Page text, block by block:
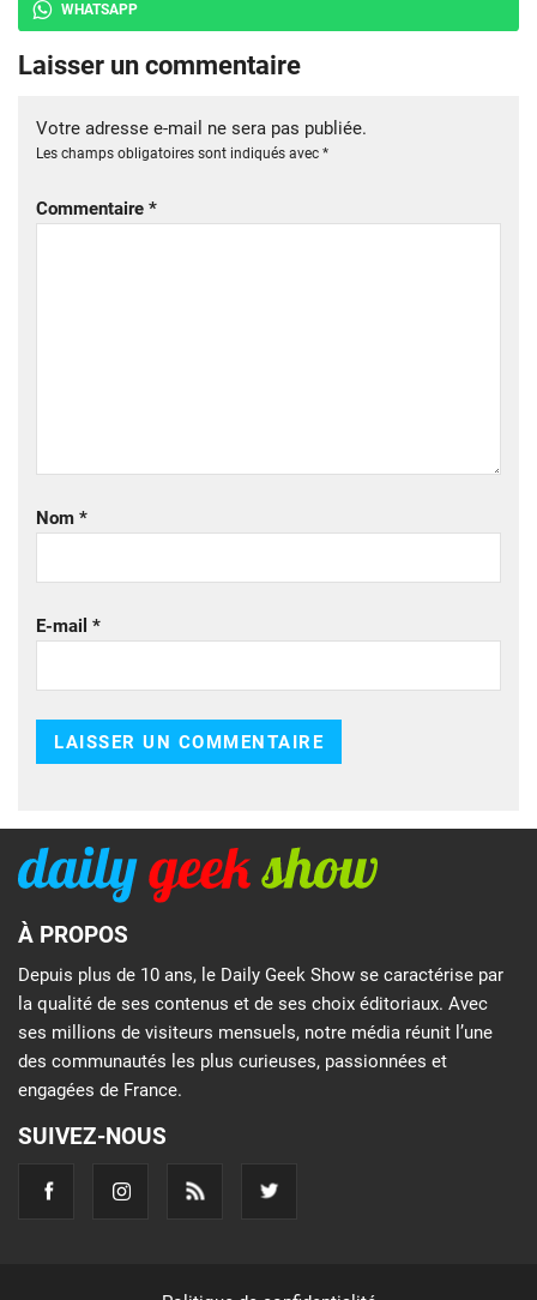
WHATSAPP
Laisser un commentaire
Votre adresse e-mail ne sera pas publiée.
Les champs obligatoires sont indiqués avec *
Commentaire *
Nom *
E-mail *
À PROPOS
Depuis plus de 10 ans, le Daily Geek Show se caractérise par
la qualité de ses contenus et de ses choix éditoriaux. Avec
ses millions de visiteurs mensuels, notre média réunit l’une
des communautés les plus curieuses, passionnées et
engagées de France.
SUIVEZ-NOUS